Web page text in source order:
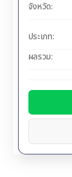
จังหวัด:
ประเภท:
ผลรวม: